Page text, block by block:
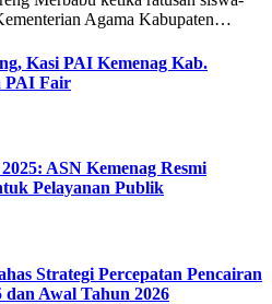
Agama Kabupaten…
Kasi PAI Kemenag Kab.
PAI Fair
ASN Kemenag Resmi
Pelayanan Publik
Strategi Percepatan Pencairan
Awal Tahun 2026